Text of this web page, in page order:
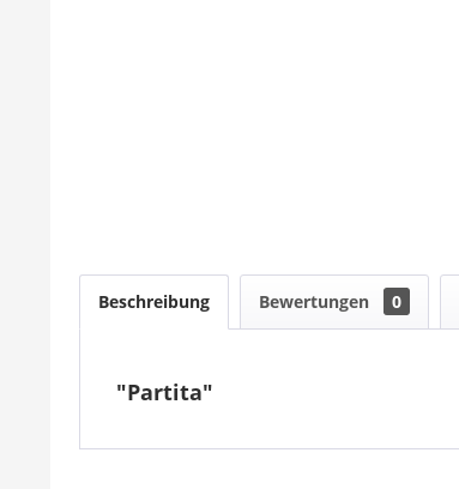
Beschreibung Bewertungen 0
"Partita"